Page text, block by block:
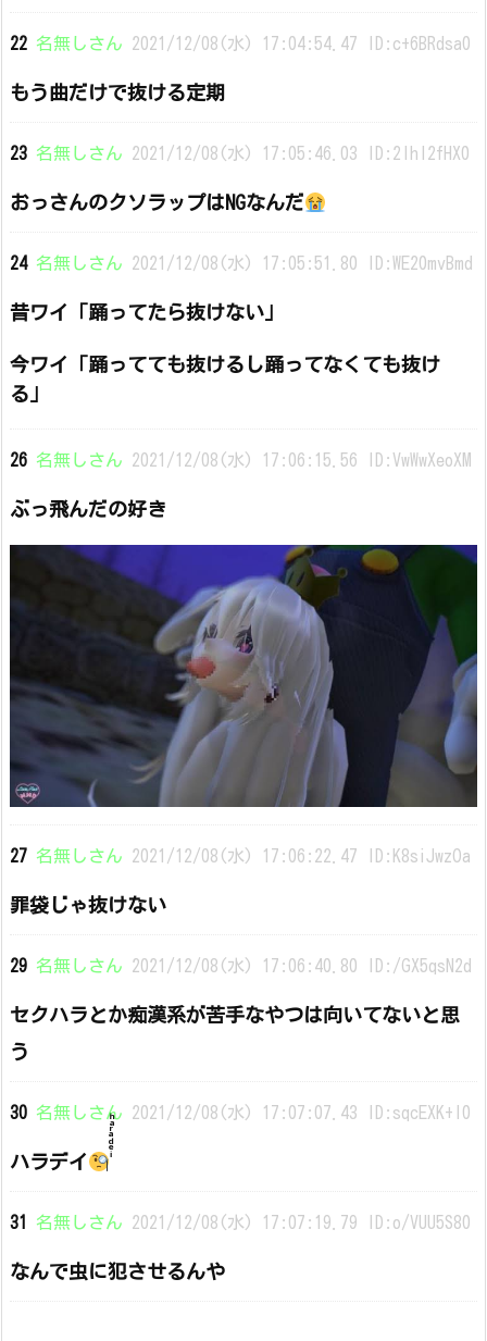
22 名無しさん 2021/12/08(水) 17:04:54.47 ID:c+6BRdsa0
もう曲だけで抜ける定期
23 名無しさん 2021/12/08(水) 17:05:46.03 ID:2IhI2fHX0
おっさんのクソラップはNGなんだ
24 名無しさん 2021/12/08(水) 17:05:51.80 ID:WE20mvBmd
昔ワイ「踊ってたら抜けない」
今ワイ「踊ってても抜けるし踊ってなくても抜け
る」
26 名無しさん 2021/12/08(水) 17:06:15.56 ID:VwWwXeoXM
ぶっ飛んだの好き
27 名無しさん 2021/12/08(水) 17:06:22.47 ID:K8siJwzOa
罪袋じゃ抜けない
29 名無しさん 2021/12/08(水) 17:06:40.80 ID:/GX5qsN2d
セクハラとか痴漢系が苦手なやつは向いてないと思
う
30 名無しさん 2021/12/08(水) 17:07:07.43 ID:sqcEXK+I0
ハラデイ
31 名無しさん 2021/12/08(水) 17:07:19.79 ID:o/VUU5S80
なんで虫に犯させるんや